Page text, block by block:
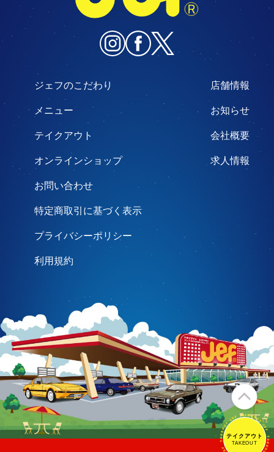
テイクアウト
TAKEOUT
テイクアウト
TAKEOUT
ジェフのこだわり
メニュー
テイクアウト
オンラインショップ
店舗情報
お知らせ
会社概要
求人情報
お問い合わせ
特定商取引に基づく表示
プライバシーポリシー
利用規約